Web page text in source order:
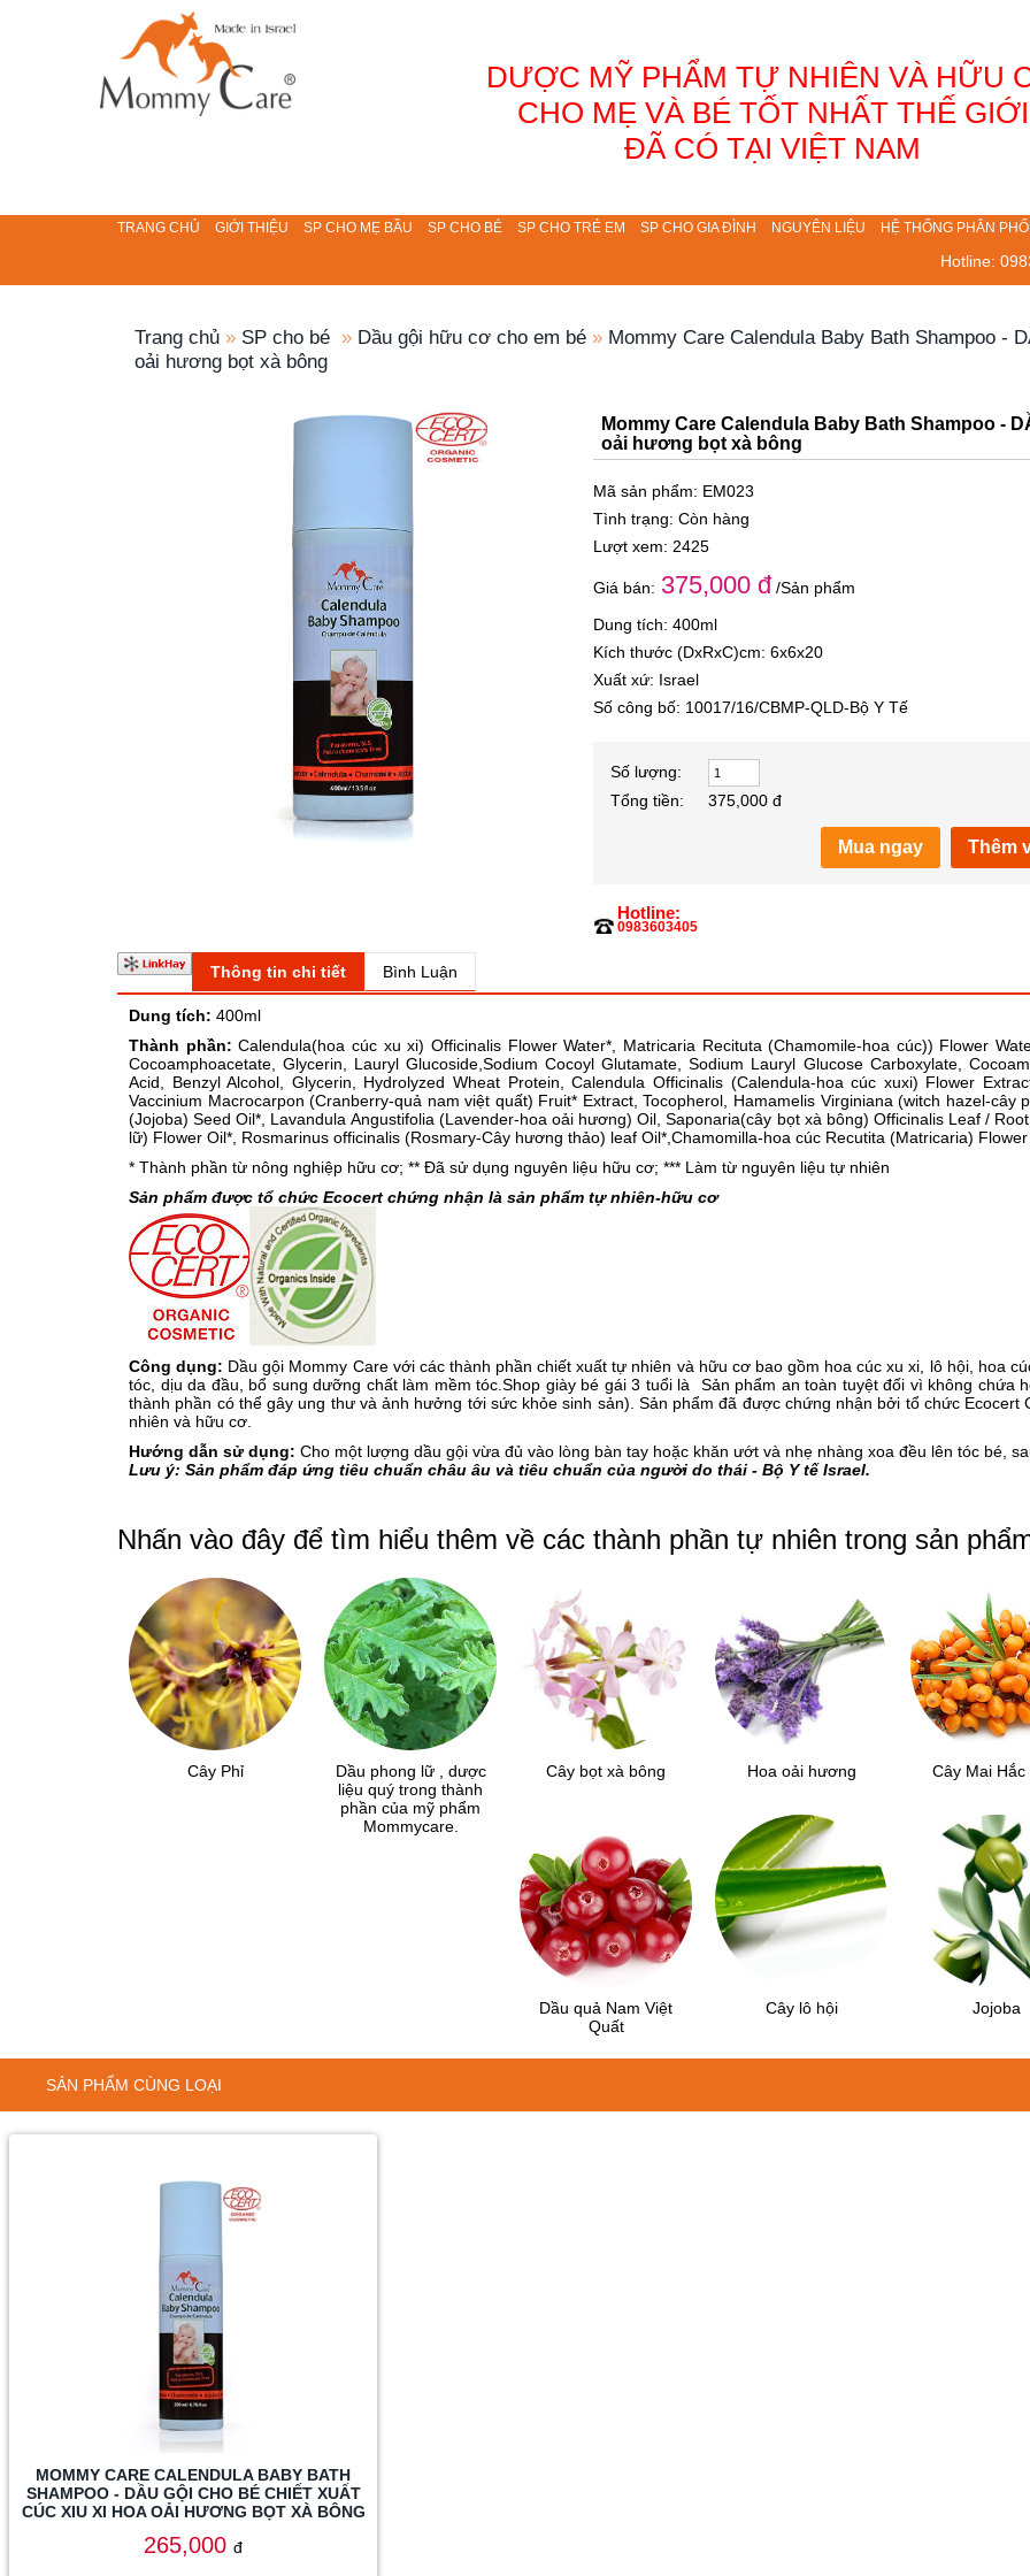
DƯỢC MỸ PHẨM TỰ NHIÊN VÀ HỮU
CHO MẸ VÀ BÉ TỐT NHẤT THẾ GIỚI
ĐÃ CÓ TẠI VIỆT NAM
TRANG CHỦ GIỚI THIỆU SP CHO MẸ BẦU SP CHO BÉ SP CHO TRẺ EM SP CHO GIA ĐÌNH NGUYÊN LIỆU HỆ THỐNG PHÂN PHỐI
Hotline:
Trang chủ » SP cho bé » Dầu gội hữu cơ cho em bé » Mommy Care Calendula Baby Bath Shampoo -
oải hương bọt xà bông
Mommy Care Calendula Baby Bath Shampoo -
oải hương bọt xà bông
Mã sản phẩm: EM023
Tình trạng: Còn hàng
Lượt xem: 2425
Giá bán: 375,000 đ /Sản phẩm
Dung tích: 400ml
Kích thước (DxRxC)cm: 6x6x20
Xuất xứ: Israel
Số công bố: 10017/16/CBMP-QLD-Bộ Y Tế
Số lượng:
Tổng tiền:
375,000 đ
Mua ngay Thêm
Hotline:
0983603405
Thông tin chi tiết Bình Luận
Dung tích: 400ml
Thành phần: Calendula(hoa cúc xu xi) Officinalis Flower Water*, Matricaria Recituta (Chamomile-hoa cúc)) Flower
Cocoamphoacetate, Glycerin, Lauryl Glucoside,Sodium Cocoyl Glutamate, Sodium Lauryl Glucose Carboxylate,
Acid, Benzyl Alcohol, Glycerin, Hydrolyzed Wheat Protein, Calendula Officinalis (Calendula-hoa cúc xuxi) Flower
Vaccinium Macrocarpon (Cranberry-quả nam việt quất) Fruit* Extract, Tocopherol, Hamamelis Virginiana (witch hazel-cây
(Jojoba) Seed Oil*, Lavandula Angustifolia (Lavender-hoa oải hương) Oil, Saponaria(cây bọt xà bông) Officinalis Leaf /
lữ) Flower Oil*, Rosmarinus officinalis (Rosmary-Cây hương thảo) leaf Oil*,Chamomilla-hoa cúc Recutita (Matricaria)
* Thành phần từ nông nghiệp hữu cơ; ** Đã sử dụng nguyên liệu hữu cơ; *** Làm từ nguyên liệu tự nhiên
Sản phẩm được tổ chức Ecocert chứng nhận là sản phẩm tự nhiên-hữu cơ
Công dụng: Dầu gội Mommy Care với các thành phần chiết xuất tự nhiên và hữu cơ bao gồm hoa cúc xu xi, lô hội, hoa
tóc, dịu da đầu, bổ sung dưỡng chất làm mềm tóc.Shop giày bé gái 3 tuổilà Sản phẩm an toàn tuyệt đối vì không chứa
thành phần có thể gây ung thư và ảnh hưởng tới sức khỏe sinh sản). Sản phẩm đã được chứng nhận bởi tổ chức Ecocert
nhiên và hữu cơ.
Hướng dẫn sử dụng: Cho một lượng dầu gội vừa đủ vào lòng bàn tay hoặc khăn ướt và nhẹ nhàng xoa đều lên tóc bé,
Lưu ý: Sản phẩm đáp ứng tiêu chuẩn châu âu và tiêu chuẩn của người do thái - Bộ Y tế Israel.
Nhấn vào đây để tìm hiểu thêm về các thành phần tự nhiên trong sản
Cây Phỉ
Dầu phong lữ , dược
liệu quý trong thành
phần của mỹ phẩm
Mommycare.
Cây bọt xà bông Hoa oải hương Cây Mai Hắc
Dầu quả Nam Việt
Quất
Cây lô hội Jojoba
SẢN PHẨM CÙNG LOẠI
MOMMY CARE CALENDULA BABY BATH
SHAMPOO - DẦU GỘI CHO BÉ CHIẾT XUẤT
CÚC XIU XI HOA OẢI HƯƠNG BỌT XÀ BÔNG
265,000 đ